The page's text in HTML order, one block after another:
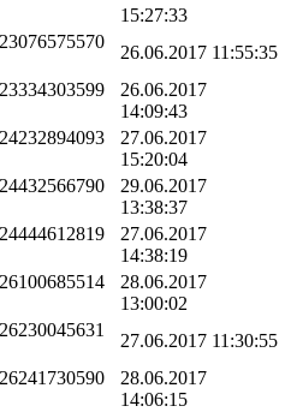
15:27:33
26.06.2017 11:55:35
26.06.2017
14:09:43
27.06.2017
15:20:04
29.06.2017
13:38:37
27.06.2017
14:38:19
28.06.2017
13:00:02
27.06.2017 11:30:55
28.06.2017
14:06:15